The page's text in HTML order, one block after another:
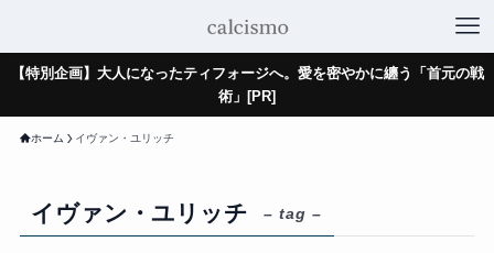
【特別企画】大人になったティフォージへ。愛を密やかに纏う「首元の戦
術」[PR]
ホーム イヴァン・ユリッチ
イヴァン・ユリッチ – tag –